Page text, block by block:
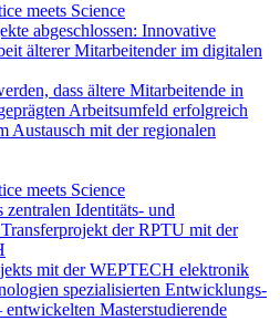
meets Science
abgeschlossen: Innovative
älterer Mitarbeitender im digitalen
dass ältere Mitarbeitende in
Arbeitsumfeld erfolgreich
Austausch mit der regionalen
meets Science
Identitäts- und
der RPTU mit der
mit der WEPTECH elektronik
spezialisierten Entwicklungs-
Masterstudierende